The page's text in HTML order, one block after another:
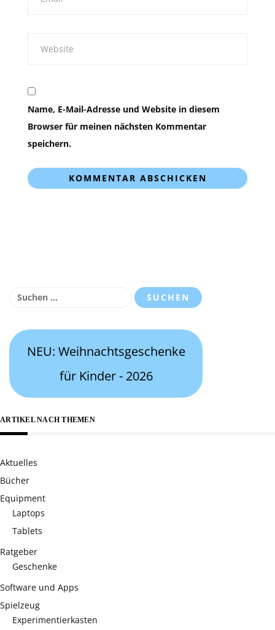
Name, E-Mail-Adresse und Website in diesem
Browser für meinen nächsten Kommentar
speichern.
Suchen
NEU: Weihnachtsgeschenke
für Kinder - 2026
ARTIKEL NACH THEMEN
Aktuelles
Bücher
Equipment
Laptops
Tablets
Ratgeber
Geschenke
Software und Apps
Spielzeug
Experimentierkasten